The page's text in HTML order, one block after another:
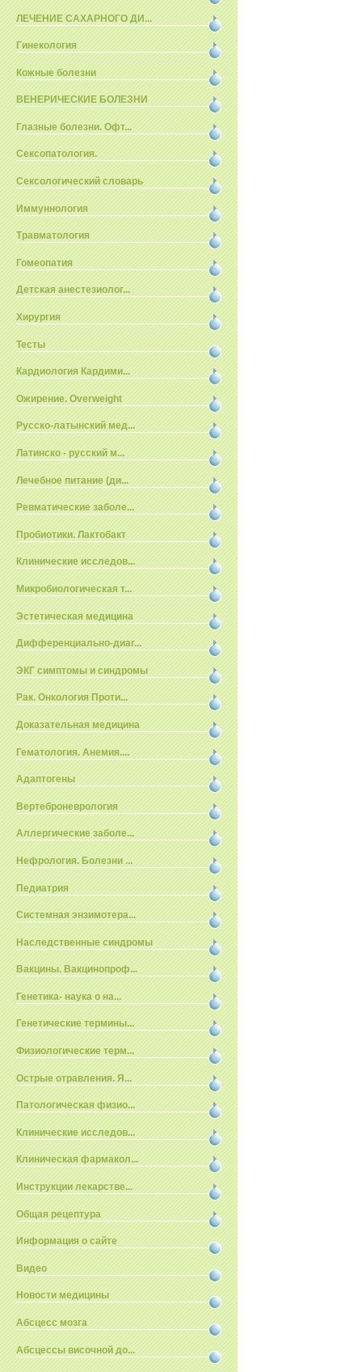
ЛЕЧЕНИЕ САХАРНОГО ДИ...
Гинекология
Кожные болезни
ВЕНЕРИЧЕСКИЕ БОЛЕЗНИ
Глазные болезни. Офт...
Сексопатология.
Сексологический словарь
Иммуннология
Травматология
Гомеопатия
Детская анестезиолог...
Хирургия
Тесты
Кардиология Кардими...
Ожирение. Overweight
Русско-латынский мед...
Латинско - русский м...
Лечебное питание (ди...
Ревматические заболе...
Пробиотики. Лактобакт
Клинические исследов...
Микробиологическая т...
Эстетическая медицина
Дифференциально-диаг...
ЭКГ симптомы и синдромы
Рак. Онкология Проти...
Доказательная медицина
Гематология. Анемия....
Адаптогены
Вертеброневрология
Аллергические заболе...
Нефрология. Болезни ...
Педиатрия
Системная энзимотера...
Наследственные синдромы
Вакцины. Вакцинопроф...
Генетика- наука о на...
Генетические термины...
Физиологические терм...
Острые отравления. Я...
Патологическая физио...
Клинические исследов...
Клиническая фармакол...
Инструкции лекарстве...
Общая рецептура
Информация о сайте
Видео
Новости медицины
Абсцесс мозга
Абсцессы височной до...